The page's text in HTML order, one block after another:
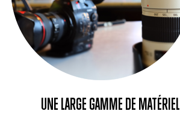
UNE LARGE GAMME DE MATÉRIEL